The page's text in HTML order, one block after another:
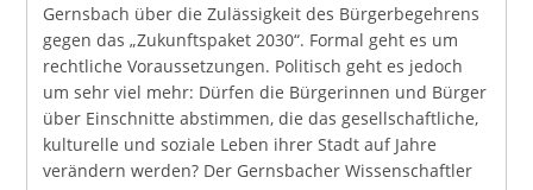
Gernsbach über die Zulässigkeit des Bürgerbegehrens
gegen das „Zukunftspaket 2030“. Formal geht es um
rechtliche Voraussetzungen. Politisch geht es jedoch
um sehr viel mehr: Dürfen die Bürgerinnen und Bürger
über Einschnitte abstimmen, die das gesellschaftliche,
kulturelle und soziale Leben ihrer Stadt auf Jahre
verändern werden? Der Gernsbacher Wissenschaftler